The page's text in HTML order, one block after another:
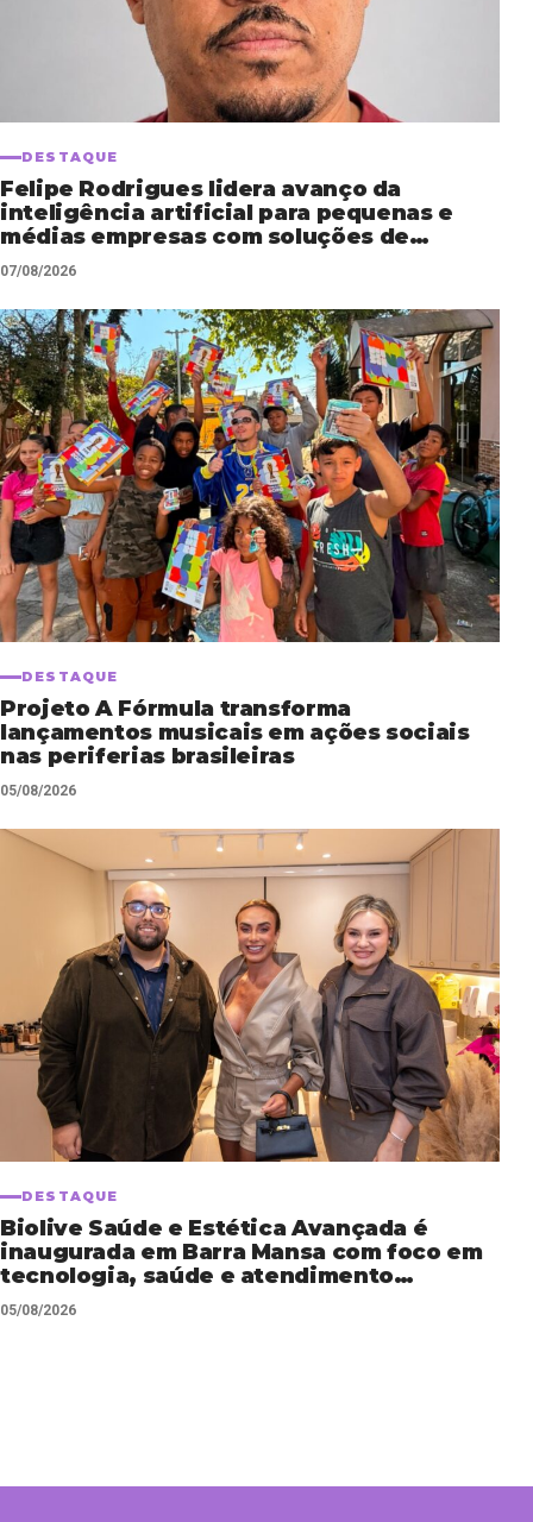
DESTAQUE
Felipe Rodrigues lidera avanço da
inteligência artificial para pequenas e
médias empresas com soluções de
automação empresarial
07/08/2026
DESTAQUE
Projeto A Fórmula transforma
lançamentos musicais em ações sociais
nas periferias brasileiras
05/08/2026
DESTAQUE
Biolive Saúde e Estética Avançada é
inaugurada em Barra Mansa com foco em
tecnologia, saúde e atendimento
personalizado
05/08/2026